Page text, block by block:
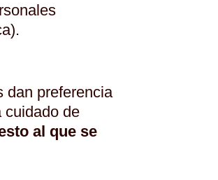
dan preferencia
cuidado de
al que se